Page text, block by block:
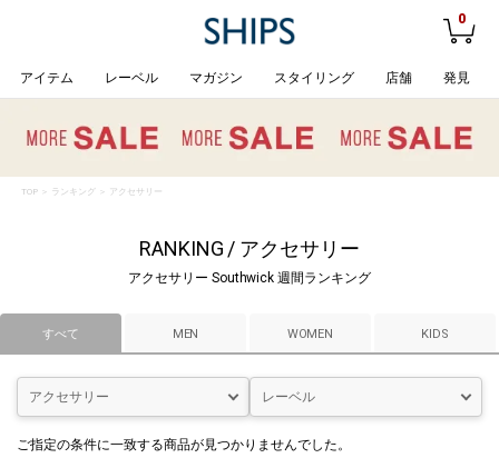
0
アイテム レーベル マガジン スタイリング 店舗 発見
TOP＞ ランキング＞ アクセサリー
RANKING / アクセサリー
アクセサリー Southwick 週間ランキング
すべて MEN WOMEN KIDS
アクセサリー レーベル
ご指定の条件に一致する商品が見つかりませんでした。